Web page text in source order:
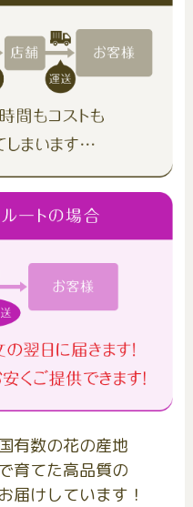
有数の花の産地
育てた高品質の
届けしています！